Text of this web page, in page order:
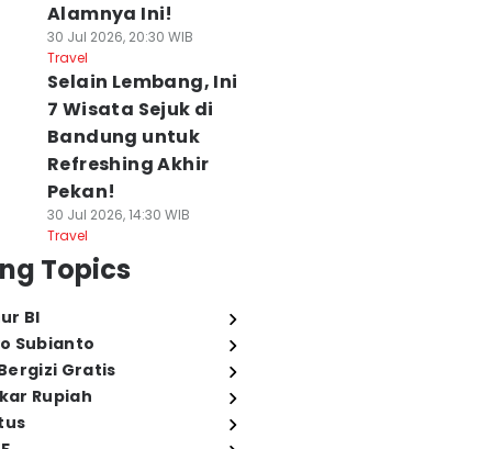
Alamnya Ini!
30 Jul 2026, 20:30 WIB
Travel
Selain Lembang, Ini
7 Wisata Sejuk di
Bandung untuk
Refreshing Akhir
Pekan!
30 Jul 2026, 14:30 WIB
Travel
Topics
BI
Subianto
Gratis
Rupiah